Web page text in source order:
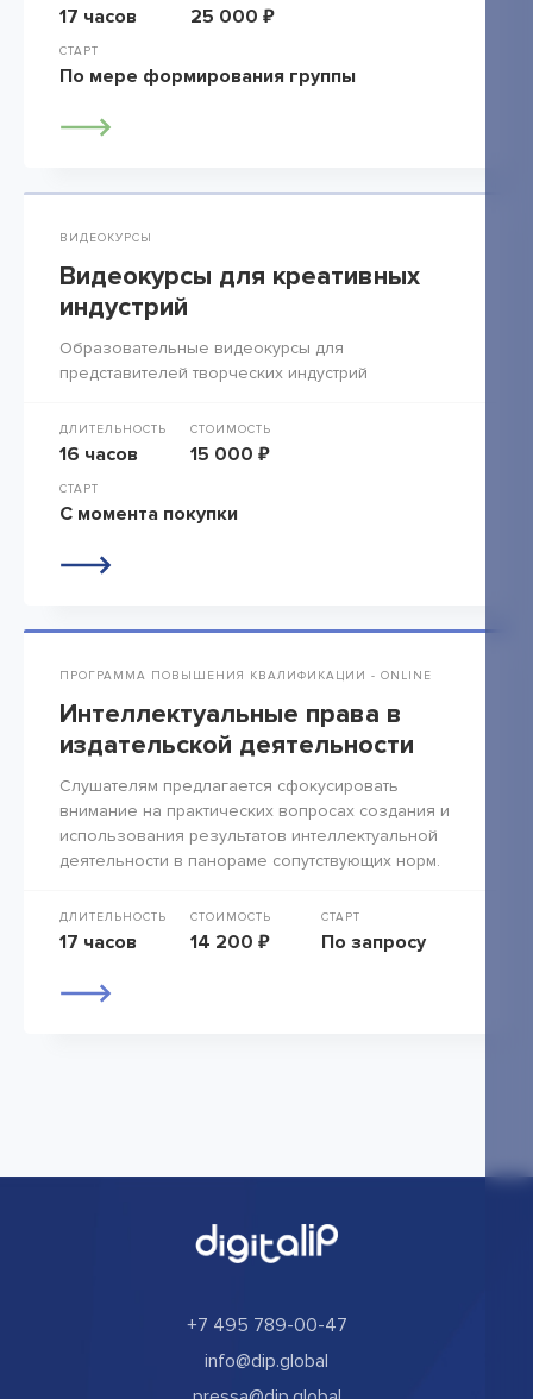
17 часов 25 000 ₽
СТАРТ
По мере формирования группы
ВИДЕОКУРСЫ
Видеокурсы для креативных
индустрий
Образовательные видеокурсы для
представителей творческих индустрий
ДЛИТЕЛЬНОСТЬ
16 часов
СТОИМОСТЬ
15 000 ₽
СТАРТ
С момента покупки
ПРОГРАММА ПОВЫШЕНИЯ КВАЛИФИКАЦИИ - ONLINE
Интеллектуальные права в
издательской деятельности
Слушателям предлагается сфокусировать
внимание на практических вопросах создания и
использования результатов интеллектуальной
деятельности в панораме сопутствующих норм.
ДЛИТЕЛЬНОСТЬ
17 часов
СТОИМОСТЬ
14 200 ₽
СТАРТ
По запросу
+7 495 789-00-47
info@dip.global